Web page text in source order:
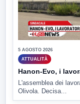
5 AGOSTO 2026
ATTUALITÀ
Hanon-Evo, i
L'assemblea dei
Olivola. Decisa...